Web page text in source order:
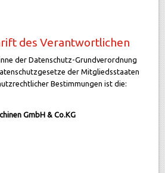
des Verantwortlichen
der Datenschutz-Grundverordnung
der Mitgliedsstaaten
Bestimmungen ist die:
GmbH & Co.KG